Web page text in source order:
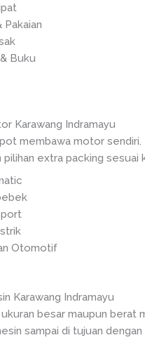
Pakaian
Buku
Karawang Indramayu
membawa motor sendiri.
pilihan extra packing
Otomotif
Karawang Indramayu
besar maupun berat
sampai di tujuan